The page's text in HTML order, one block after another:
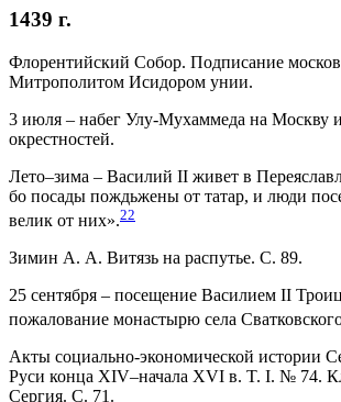
1439 г.
Флорентийский Собор. Подписание
Митрополитом Исидором унии.
3 июля – набег Улу-Мухаммеда на Москву и
окрестностей.
Лето–зима – Василий II живет в
бо посады пождьжены от татар, и люди
велик от них».22
Зимин А. А. Витязь на распутье. С. 89.
25 сентября – посещение Василием II
пожалование монастырю села
Акты социально-экономической истории
Руси конца ХIV–начала XVI в. T. I. № 74.
Сергия. С. 71.